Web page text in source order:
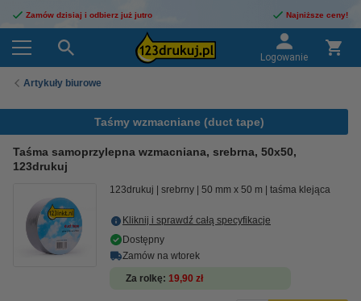
Zamów dzisiaj i odbierz już jutro Najniższe ceny!
Logowanie
Artykuły biurowe
Taśmy wzmacniane (duct tape)
Taśma samoprzylepna wzmacniana, srebrna, 50x50,
123drukuj
123drukuj srebrny 50 mm x 50 m taśma klejąca
Kliknij i sprawdź całą specyfikacje
Dostępny
Zamów na wtorek
Za rolkę 19,90 zł